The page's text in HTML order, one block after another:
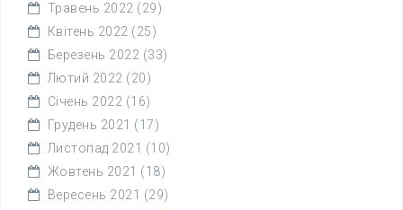
Травень 2022 (29)
Квітень 2022 (25)
Березень 2022 (33)
Лютий 2022 (20)
Січень 2022 (16)
Грудень 2021 (17)
Листопад 2021 (10)
Жовтень 2021 (18)
Вересень 2021 (29)